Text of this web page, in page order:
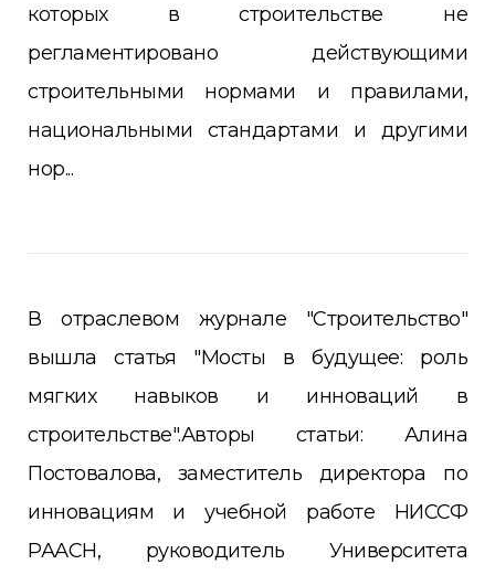
которых в строительстве не
регламентировано действующими
строительными нормами и правилами,
национальными стандартами и другими
нор...
В отраслевом журнале "Строительство"
вышла статья "Мосты в будущее: роль
мягких навыков и инноваций в
строительстве".Авторы статьи: Алина
Постовалова, заместитель директора по
инновациям и учебной работе НИССФ
РААСН, руководитель Университета